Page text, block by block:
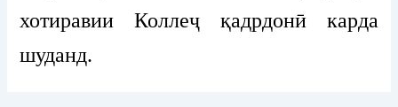
хотиравии Коллеҷ қадрдонӣ карда
шуданд.